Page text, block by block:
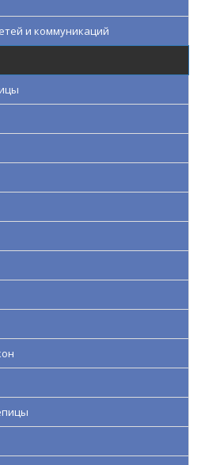
и коммуникаций